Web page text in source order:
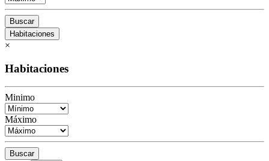
Buscar
Habitaciones
×
Habitaciones
Minimo
Máximo
Buscar